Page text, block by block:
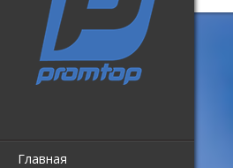
Главная